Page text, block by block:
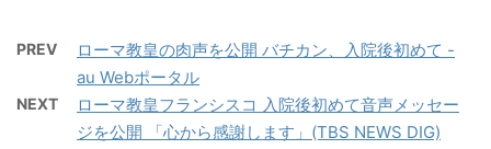
PREV
ローマ教皇の肉声を公開 バチカン、入院後初めて -
au Webポータル
NEXT
ローマ教皇フランシスコ 入院後初めて音声メッセー
ジを公開 「心から感謝します」(TBS NEWS DIG)